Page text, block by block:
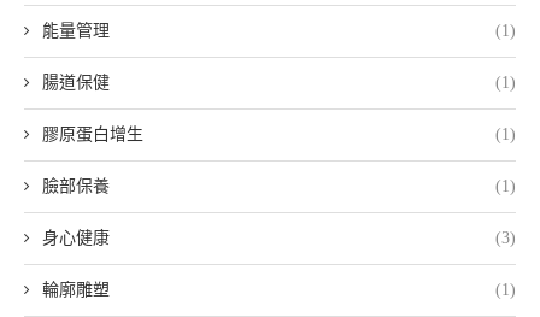
能量管理 (1)
腸道保健 (1)
膠原蛋白增生 (1)
臉部保養 (1)
身心健康 (3)
輪廓雕塑 (1)